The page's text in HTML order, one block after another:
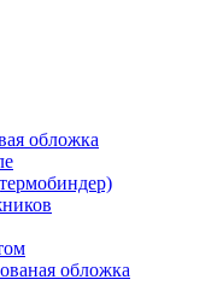
обложка
обложка